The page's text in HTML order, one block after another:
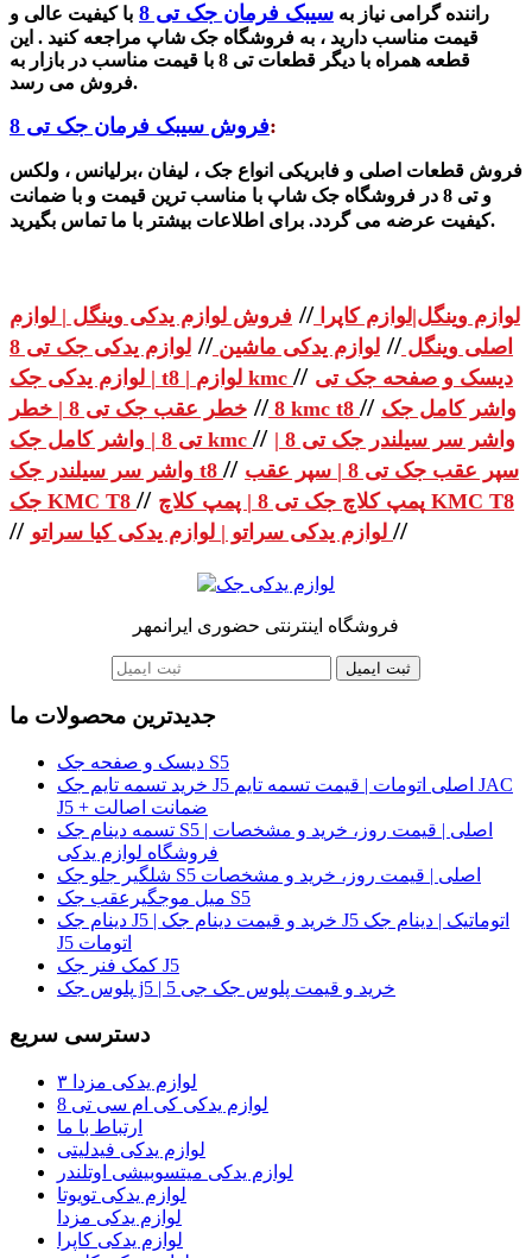
راننده گرامی نیاز به سیبک فرمان جک تی 8
با کیفیت عالی و
قیمت مناسب دارید ، به فروشگاه جک شاپ مراجعه کنید . این
قطعه همراه با دیگر قطعات تی 8 با قیمت مناسب در بازار به
فروش می رسد.
فروش سیبک فرمان جک تی 8:
فروش قطعات اصلی و فابریکی انواع جک ، لیفان ،برلیانس ، ولکس
و تی 8 در فروشگاه جک شاپ با مناسب ترین قیمت و با ضمانت
کیفیت عرضه می گردد. برای اطلاعات بیشتر با ما تماس بگیرید.
لوازم وینگل|لوازم کاپرا // فروش لوازم یدکی وینگل | لوازم
اصلی وینگل // لوازم یدکی ماشین //
لوازم یدکی جک تی 8
| لوازم یدکی جک t8 | لوازم kmc // دیسک و صفحه جک تی
8
// خطر عقب جک تی 8 | خطر kmc t8 // واشر کامل جک
تی 8 | واشر کامل جک kmc // واشر سر سیلندر جک تی 8 |
واشر سر سیلندر جک t8 // سپر عقب جک تی 8 | سپر عقب
جک KMC T8 // پمپ کلاچ جک تی 8 | پمپ کلاچ KMC T8
// //
فروشگاه اینترنتی حضوری ایرانمهر
ثبت ایمیل
جدیدترین محصولات ما
دیسک و صفحه جک S5
خرید تسمه تایم جک J5 اصلی اتومات | قیمت تسمه تایم JAC
J5 + ضمانت اصالت
تسمه دینام جک S5 اصلی | قیمت روز، خرید و مشخصات |
فروشگاه لوازم یدکی
شلگیر جلو جک S5 اصلی | قیمت روز، خرید و مشخصات
میل موجگیرعقب جک S5
دینام جک J5 | خرید و قیمت دینام جک J5 اتوماتیک | دینام جک
J5 اتومات
کمک فنر جک J5
پلوس جک j5 | خرید و قیمت پلوس جک جی 5
دسترسی سریع
لوازم یدکی مزدا ۳
لوازم یدکی کی ام سی تی 8
ارتباط با ما
لوازم یدکی فیدلیتی
لوازم یدکی میتسوبیشی اوتلندر
لوازم یدکی تویوتا
لوازم یدکی مزدا
لوازم یدکی کاپرا